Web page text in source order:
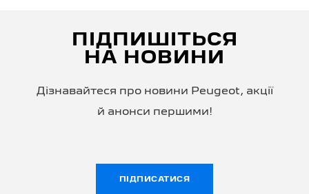
ПІДПИШІТЬСЯ
НА НОВИНИ
Дізнавайтеся про новини Peugeot, акції
й анонси першими!
ПІДПИСАТИСЯ